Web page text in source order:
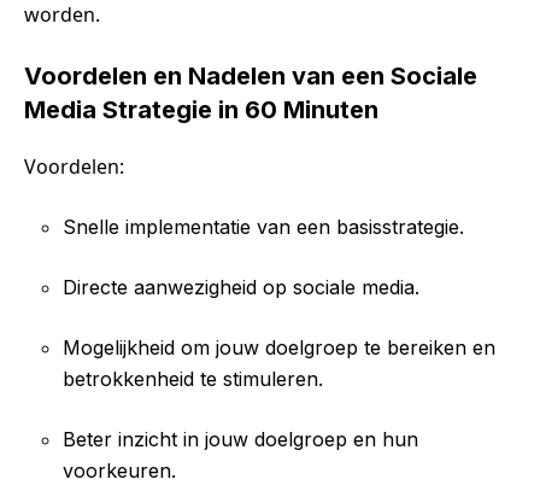
worden.
Voordelen en Nadelen van een Sociale
Media Strategie in 60 Minuten
Voordelen:
Snelle implementatie van een basisstrategie.
Directe aanwezigheid op sociale media.
Mogelijkheid om jouw doelgroep te bereiken en
betrokkenheid te stimuleren.
Beter inzicht in jouw doelgroep en hun
voorkeuren.